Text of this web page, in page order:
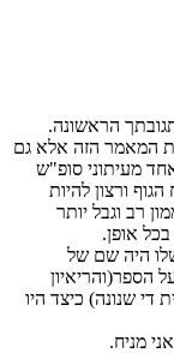
הראשונה.
המאמר הזה אלא גם
מעיתוני סופ"ש
ורצון להיות
רב וגבל יותר
אופן.
היה שם של
הספר(והריאיון
די שנונה) כיצד היו
מניח.